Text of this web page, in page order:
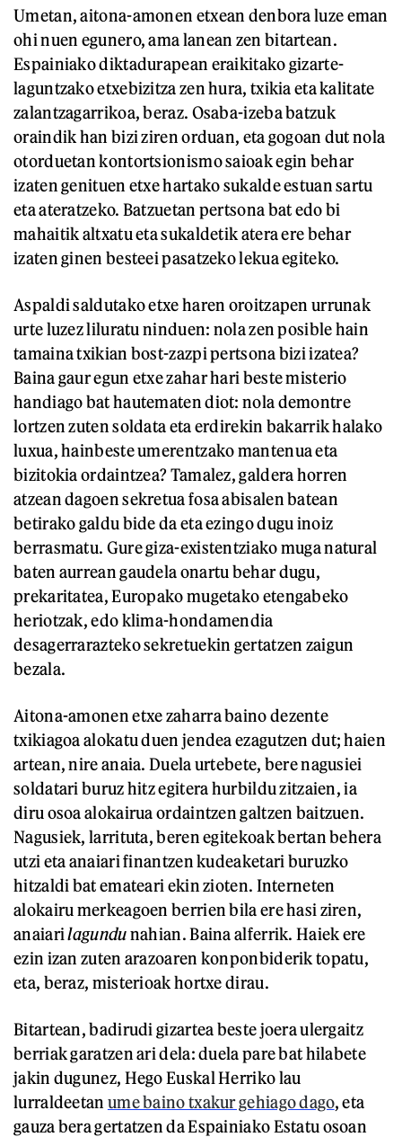
Umetan, aitona-amonen etxean denbora luze eman
ohi nuen egunero, ama lanean zen bitartean.
Espainiako diktadurapean eraikitako gizarte-
laguntzako etxebizitza zen hura, txikia eta kalitate
zalantzagarrikoa, beraz. Osaba-izeba batzuk
oraindik han bizi ziren orduan, eta gogoan dut nola
otorduetan kontortsionismo saioak egin behar
izaten genituen etxe hartako sukalde estuan sartu
eta ateratzeko. Batzuetan pertsona bat edo bi
mahaitik altxatu eta sukaldetik atera ere behar
izaten ginen besteei pasatzeko lekua egiteko.
Aspaldi saldutako etxe haren oroitzapen urrunak
urte luzez liluratu ninduen: nola zen posible hain
tamaina txikian bost-zazpi pertsona bizi izatea?
Baina gaur egun etxe zahar hari beste misterio
handiago bat hautematen diot: nola demontre
lortzen zuten soldata eta erdirekin bakarrik halako
luxua, hainbeste umerentzako mantenua eta
bizitokia ordaintzea? Tamalez, galdera horren
atzean dagoen sekretua fosa abisalen batean
betirako galdu bide da eta ezingo dugu inoiz
berrasmatu. Gure giza-existentziako muga natural
baten aurrean gaudela onartu behar dugu,
prekaritatea, Europako mugetako etengabeko
heriotzak, edo klima-hondamendia
desagerrarazteko sekretuekin gertatzen zaigun
bezala.
Aitona-amonen etxe zaharra baino dezente
txikiagoa alokatu duen jendea ezagutzen dut; haien
artean, nire anaia. Duela urtebete, bere nagusiei
soldatari buruz hitz egitera hurbildu zitzaien, ia
diru osoa alokairua ordaintzen galtzen baitzuen.
Nagusiek, larrituta, beren egitekoak bertan behera
utzi eta anaiari finantzen kudeaketari buruzko
hitzaldi bat emateari ekin zioten. Interneten
alokairu merkeagoen berrien bila ere hasi ziren,
anaiarilagundunahian. Baina alferrik. Haiek ere
ezin izan zuten arazoaren konponbiderik topatu,
eta, beraz, misterioak hortxe dirau.
Bitartean, badirudi gizartea beste joera ulergaitz
berriak garatzen ari dela: duela pare bat hilabete
jakin dugunez, Hego Euskal Herriko lau
lurraldeetan ume baino txakur gehiago dago, eta
gauza bera gertatzen da Espainiako Estatu osoan